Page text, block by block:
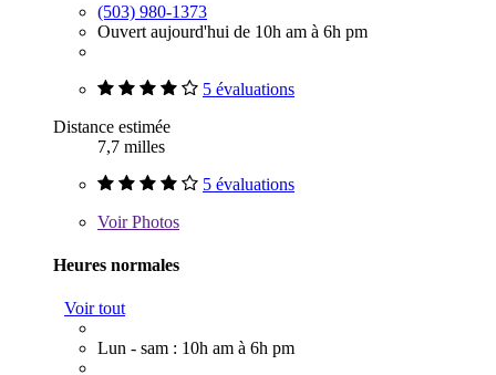
(503) 980-1373
Ouvert aujourd'hui de 10h am à 6h pm
5 évaluations
Distance estimée
7,7 milles
5 évaluations
VoirPhotos
Heures normales
Voir tout
Lun - sam : 10h am à 6h pm